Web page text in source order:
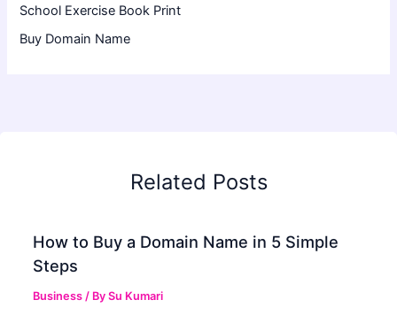
School Exercise Book Print
Buy Domain Name
Related Posts
How to Buy a Domain Name in 5 Simple
Steps
Business / BySu Kumari